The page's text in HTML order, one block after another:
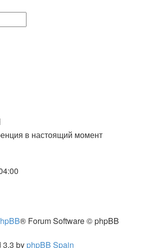
в настоящий момент
® Forum Software © phpBB
3.3 by phpBB Spain